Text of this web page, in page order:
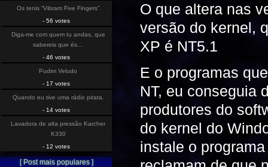
O que altera nas
versão do kernel,
XP é NT5.1
E o programas
NT, eu conseguia
produtores do
do kernel do
instale o
Os tenis “Vibram Five Fingers”
- 56 votes
Diga-me com quem tu andas, que
sabereis que és…
- 46 votes
Pudim Veludo
- 17 votes
Quando eu tive uma rádio pirata.
- 14 votes
Lavadora de alta pressão Karcher
K330
- 12 votes
[ Post mais populares ]